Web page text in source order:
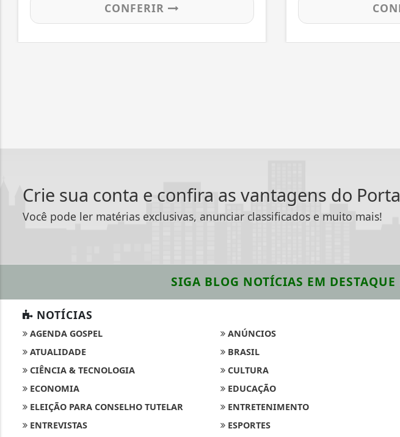
CONFERIR
Crie sua conta e confira as vantagens do
Você pode ler matérias exclusivas, anunciar classificados e muito mais!
SIGA BLOG NOTÍCIAS EM DESTAQUE
NOTÍCIAS
AGENDA GOSPEL
ANÚNCIOS
ATUALIDADE
BRASIL
CIÊNCIA & TECNOLOGIA
CULTURA
ECONOMIA
EDUCAÇÃO
ELEIÇÃO PARA CONSELHO TUTELAR
ENTRETENIMENTO
ENTREVISTAS
ESPORTES